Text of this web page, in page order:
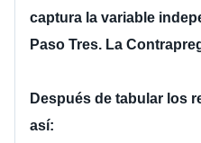
Paso Tres. La
Después de tabular los
así: